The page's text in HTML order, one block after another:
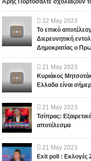
σημαίνει ότι...
Άρης Πορτοσάλτε σχολιάζουν
22 May 2023
Το επικό
Διερευνητική
Δημοκρατίας ο
21 May 2023
Κυριάκος
Ελλαδα είναι
21 May 2023
Τσίπρας:
αποτέλεσμα
21 May 2023
Exit poll : Εκλογές